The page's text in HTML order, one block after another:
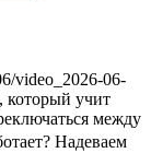
video_2026-06-
который учит
между
Надеваем